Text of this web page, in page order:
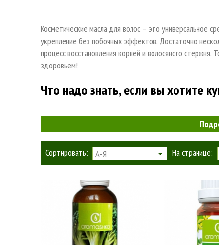
Косметические масла для волос – это универсальное
укрепление без побочных эффектов. Достаточно
процесс восстановления корней и волосяного
здоровьем!
Что надо знать, если вы хотите
Для того чтобы правильно выбрать натуральные
обратите внимание на их тип и актуальные проблемы:
Нормальный – отличается естественным
отсутствием потребности в частном мытье и
обратить внимание на натуральные оливковые,
один из вариантов.
Выпадение – может быть сезонным из-за
гормональным фоном. Купить масло для волос,
горчичное, касторовое, облепиховое, репейное,
Сортировать: А-Я На странице: